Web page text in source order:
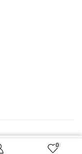
0